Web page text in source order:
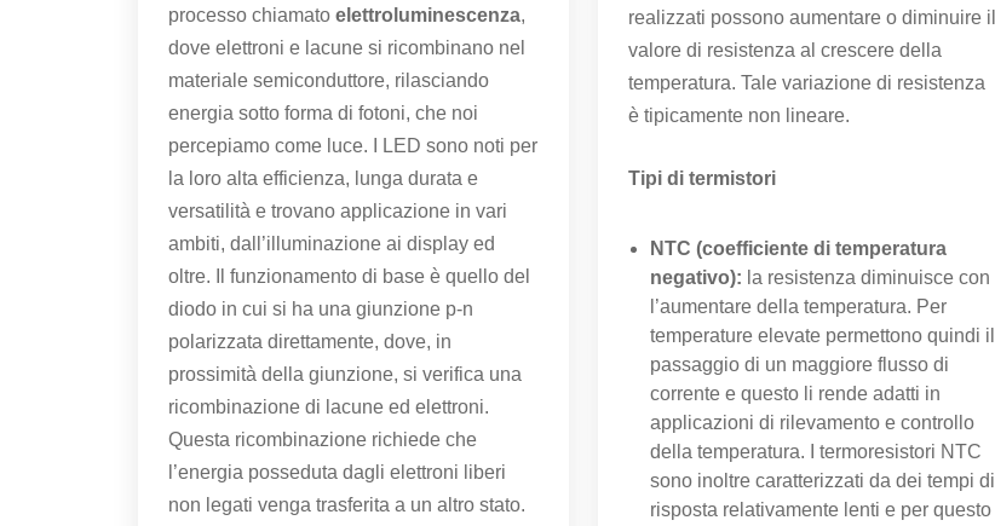
processo chiamato elettroluminescenza,
dove elettroni e lacune si ricombinano nel
materiale semiconduttore, rilasciando
energia sotto forma di fotoni, che noi
percepiamo come luce. I LED sono noti per
la loro alta efficienza, lunga durata e
versatilità e trovano applicazione in vari
ambiti, dall’illuminazione ai display ed
oltre. Il funzionamento di base è quello del
diodo in cui si ha una giunzione p-n
polarizzata direttamente, dove, in
prossimità della giunzione, si verifica una
ricombinazione di lacune ed elettroni.
Questa ricombinazione richiede che
l’energia posseduta dagli elettroni liberi
non legati venga trasferita a un altro stato.
realizzati possono aumentare o diminuire il
valore di resistenza al crescere della
temperatura. Tale variazione di resistenza
è tipicamente non lineare.
Tipi di termistori
NTC (coefficiente di temperatura
negativo): la resistenza diminuisce con
l’aumentare della temperatura. Per
temperature elevate permettono quindi il
passaggio di un maggiore flusso di
corrente e questo li rende adatti in
applicazioni di rilevamento e controllo
della temperatura. I termoresistori NTC
sono inoltre caratterizzati da dei tempi di
risposta relativamente lenti e per questo